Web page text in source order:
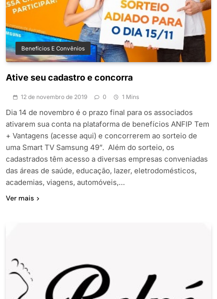
Benefícios E Convênios
Ative seu cadastro e concorra
12 de novembro de 2019 0 1 Mins
Dia 14 de novembro é o prazo final para os associados
ativarem sua conta na plataforma de benefícios ANFIP Tem
+ Vantagens (acesse aqui) e concorrerem ao sorteio de
uma Smart TV Samsung 49”. Além do sorteio, os
cadastrados têm acesso a diversas empresas conveniadas
das áreas de saúde, educação, lazer, eletrodomésticos,
academias, viagens, automóveis,…
Ver mais